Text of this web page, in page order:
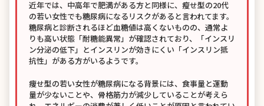
近年では、中高年で肥満がある方と同様に、瘦せ型の20代
の若い女性でも糖尿病になるリスクがあると言われてます。
糖尿病と診断されるほど血糖値は高くないものの、通常よ
りも高い状態「耐糖能異常」が確認されており、「インスリ
ン分泌の低下」とインスリンが効きにくい「インスリン抵
抗性」がある方がいるようです。
痩せ型の若い女性が糖尿病になる背景には、食事量と運動
量が少ないことや、骨格筋力が減少していることが考えら